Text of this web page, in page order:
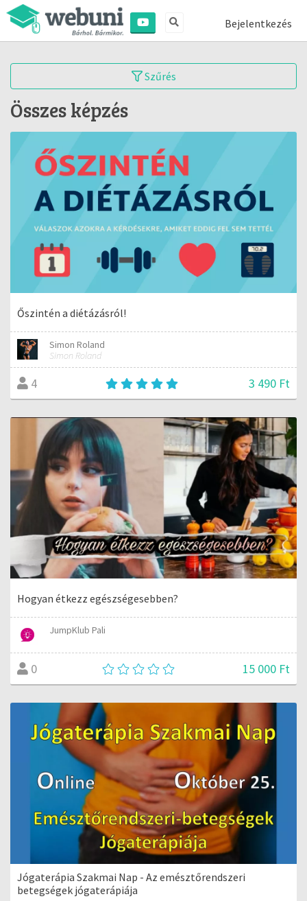
Bejelentkezés
Szűrés
Összes képzés
Őszintén a diétázásról!
Simon Roland
Simon Roland
4 3 490 Ft
Hogyan étkezz egészségesebben?
JumpKlub Pali
0 15 000 Ft
Jógaterápia Szakmai Nap - Az emésztőrendszeri
betegségek jógaterápiája